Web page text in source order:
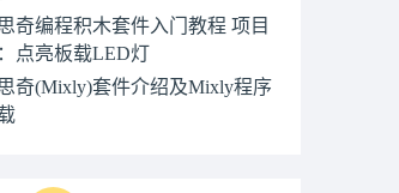
奇编程积木套件入门教程 项目
点亮板载LED灯
奇(Mixly)套件介绍及Mixly程序